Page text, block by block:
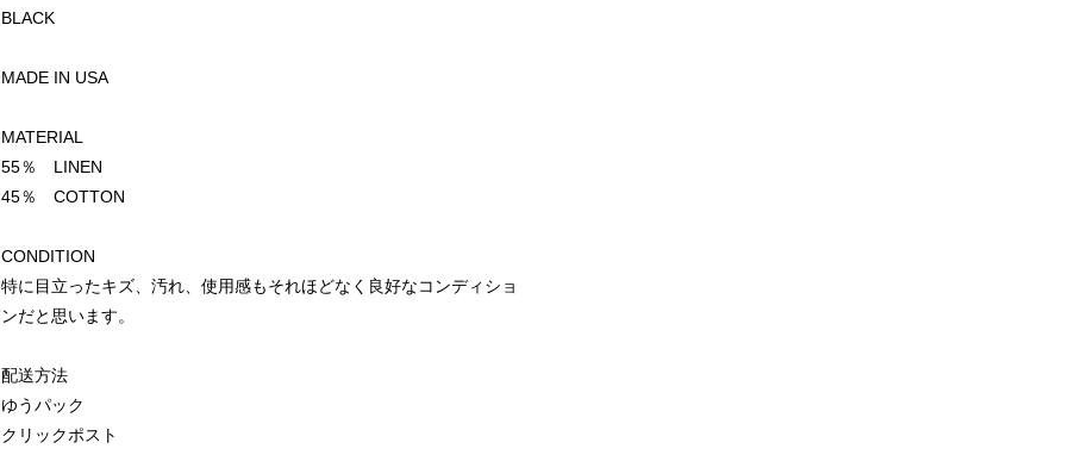
BLACK
MADE IN USA
MATERIAL
55％ LINEN
45％ COTTON
CONDITION
特に目立ったキズ、汚れ、使用感もそれほどなく良好なコンディショ
ンだと思います。
配送方法
ゆうパック
クリックポスト